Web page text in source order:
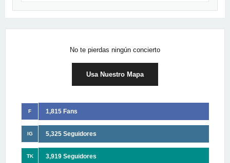
No te pierdas ningún concierto
Usa Nuestro Mapa
F 1,815 Fans
IG 5,325 Seguidores
TK 3,919 Seguidores